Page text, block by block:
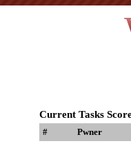
Current Tasks
# Pwner